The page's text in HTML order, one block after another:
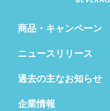
商品・キャンペーン
ニュースリリース
過去の主なお知らせ
企業情報